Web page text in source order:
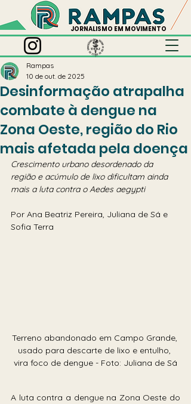
JORNALISMO EM MOVIMENTO
Desinformação atrapalha
combate à dengue na
Zona Oeste, região do Rio
mais afetada pela doença
Rampas
10 de out. de 2025
Crescimento urbano desordenado da
região e acúmulo de lixo dificultam ainda
mais a luta contra o Aedes aegypti
Por Ana Beatriz Pereira, Juliana de Sá e
Sofia Terra
Terreno abandonado em Campo Grande,
usado para descarte de lixo e entulho,
vira foco de dengue - Foto: Juliana de Sá
A luta contra a dengue na Zona Oeste do